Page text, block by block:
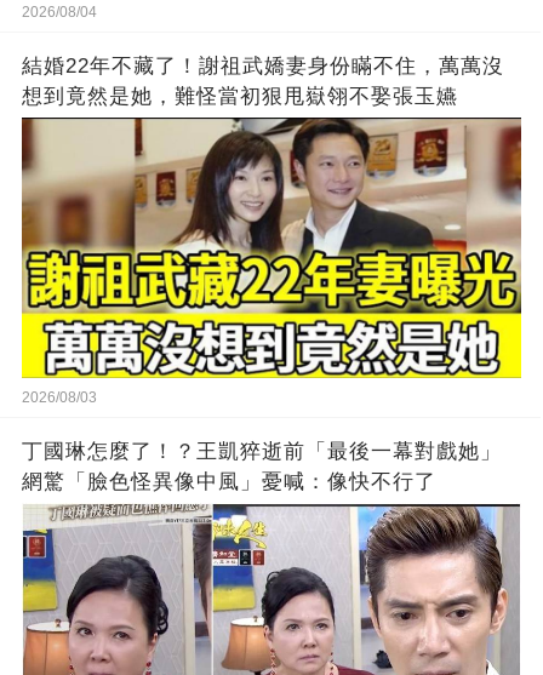
2026/08/04
結婚22年不藏了！謝祖武嬌妻身份瞞不住，萬萬沒
想到竟然是她，難怪當初狠甩嶽翎不娶張玉嬿
2026/08/03
丁國琳怎麼了！？王凱猝逝前「最後一幕對戲她」
網驚「臉色怪異像中風」憂喊：像快不行了